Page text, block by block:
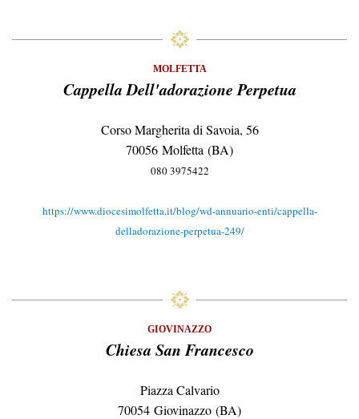
MOLFETTA
Cappella Dell'adorazione Perpetua
Corso Margherita di Savoia, 56
70056 Molfetta (BA)
080 3975422
https://www.diocesimolfetta.it/blog/wd-annuario-enti/cappella-
delladorazione-perpetua-249/
GIOVINAZZO
Chiesa San Francesco
Piazza Calvario
70054 Giovinazzo (BA)